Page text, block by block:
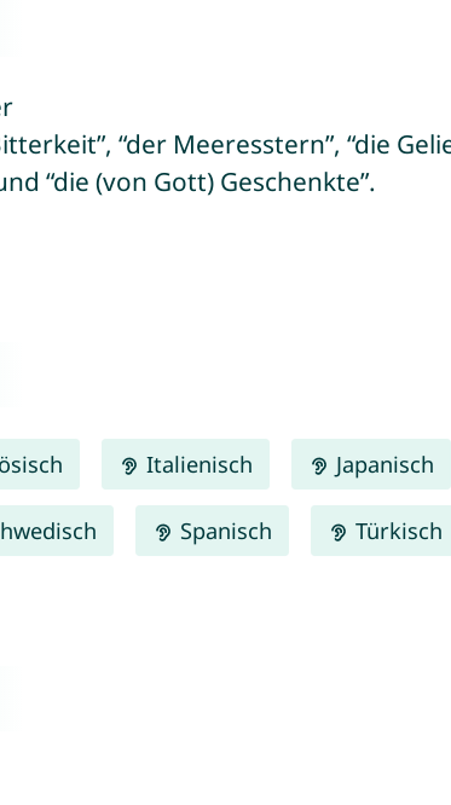
“der Meeresstern”, “die
“die (von Gott) Geschenkte”.
Italienisch Japanisch
Spanisch Türkisch